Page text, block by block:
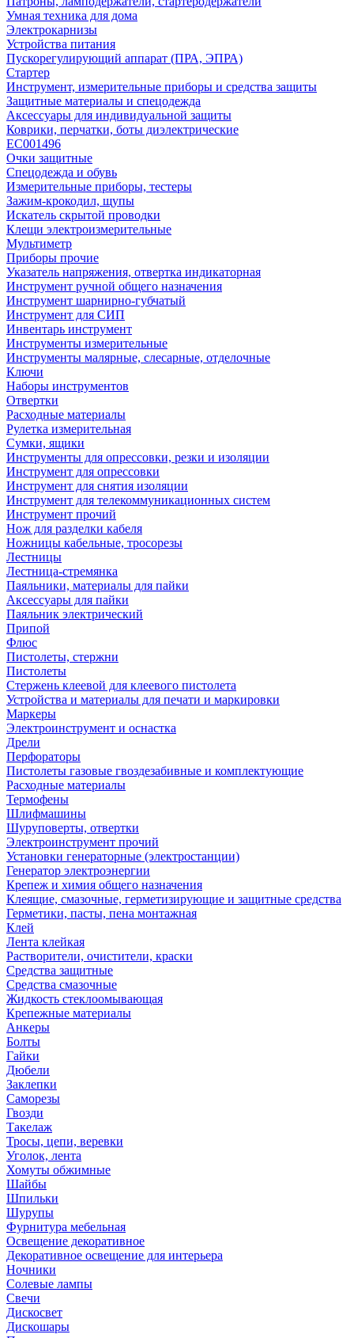
Умная техника для дома
Электрокарнизы
Устройства питания
Пускорегулирующий аппарат (ПРА, ЭПРА)
Стартер
Инструмент, измерительные приборы и средства защиты
Защитные материалы и спецодежда
Аксессуары для индивидуальной защиты
Коврики, перчатки, боты диэлектрические
EC001496
Очки защитные
Спецодежда и обувь
Измерительные приборы, тестеры
Зажим-крокодил, щупы
Искатель скрытой проводки
Клещи электроизмерительные
Мультиметр
Приборы прочие
Указатель напряжения, отвертка индикаторная
Инструмент ручной общего назначения
Инструмент шарнирно-губчатый
Инструмент для СИП
Инвентарь инструмент
Инструменты измерительные
Инструменты малярные, слесарные, отделочные
Ключи
Наборы инструментов
Отвертки
Расходные материалы
Рулетка измерительная
Сумки, ящики
Инструменты для опрессовки, резки и изоляции
Инструмент для опрессовки
Инструмент для снятия изоляции
Инструмент для телекоммуникационных систем
Инструмент прочий
Нож для разделки кабеля
Ножницы кабельные, тросорезы
Лестницы
Лестница-стремянка
Паяльники, материалы для пайки
Аксессуары для пайки
Паяльник электрический
Припой
Флюс
Пистолеты, стержни
Пистолеты
Стержень клеевой для клеевого пистолета
Устройства и материалы для печати и маркировки
Маркеры
Электроинструмент и оснастка
Дрели
Перфораторы
Пистолеты газовые гвоздезабивные и комплектующие
Расходные материалы
Термофены
Шлифмашины
Шуруповерты, отвертки
Электроинструмент прочий
Установки генераторные (электростанции)
Генератор электроэнергии
Крепеж и химия общего назначения
Клеящие, смазочные, герметизирующие и защитные средства
Герметики, пасты, пена монтажная
Клей
Лента клейкая
Растворители, очистители, краски
Средства защитные
Средства смазочные
Жидкость стеклоомывающая
Крепежные материалы
Анкеры
Болты
Гайки
Дюбели
Заклепки
Саморезы
Гвозди
Такелаж
Тросы, цепи, веревки
Уголок, лента
Хомуты обжимные
Шайбы
Шпильки
Шурупы
Фурнитура мебельная
Освещение декоративное
Декоративное освещение для интерьера
Ночники
Солевые лампы
Свечи
Дискосвет
Дискошары